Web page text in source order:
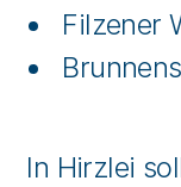
Filzener
In Hirzlei